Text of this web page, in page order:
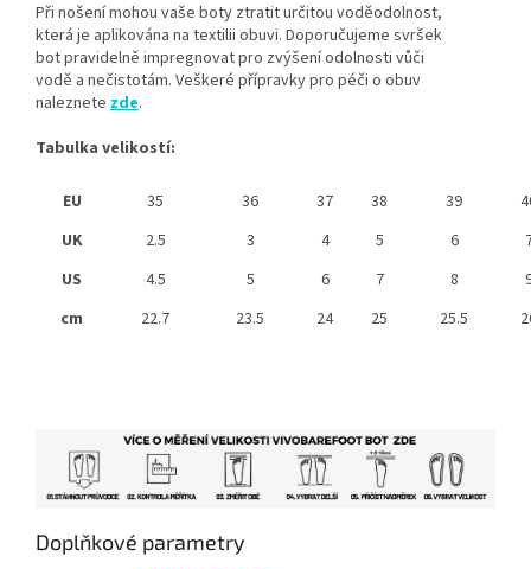
Při nošení mohou vaše boty ztratit určitou voděodolnost,
která je aplikována na textilii obuvi. Doporučujeme svršek
bot pravidelně impregnovat pro zvýšení odolnosti vůči
vodě a nečistotám. Veškeré přípravky pro péči o obuv
naleznete zde.
Tabulka velikostí:
EU 35 36 37 38 39
UK
2.5 3 4 5 6
US
4.5 5 6 7 8
cm
22.7 23.5 24 25 25.5
Doplňkové parametry